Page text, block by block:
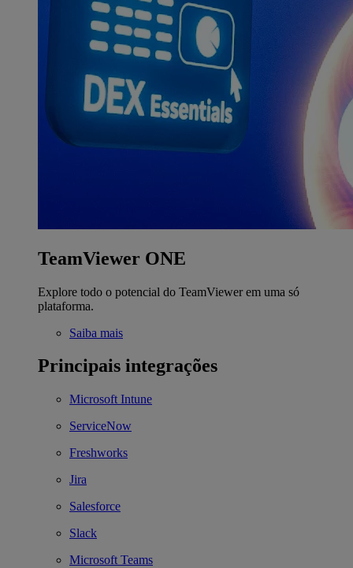
TeamViewer ONE
Explore todo o potencial do TeamViewer em uma só
plataforma.
Saiba mais
Principais integrações
Microsoft Intune
ServiceNow
Freshworks
Jira
Salesforce
Slack
Microsoft Teams